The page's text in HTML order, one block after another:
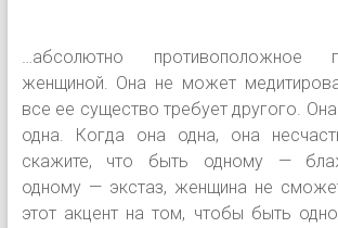
…абсолютно противоположное
женщиной. Она не может
все ее существо требует другого.
одна. Когда она одна, она
скажите, что быть одному —
одному — экстаз, женщина не
этот акцент на том, чтобы быть